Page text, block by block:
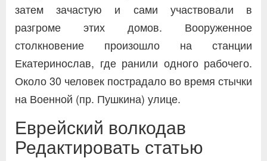
затем зачастую и сами участвовали в
разгроме этих домов. Вооруженное
столкновение произошло на станции
Екатеринослав, где ранили одного рабочего.
Около 30 человек пострадало во время стычки
на Военной (пр. Пушкина) улице.
Еврейский волкодав
Редактировать статью